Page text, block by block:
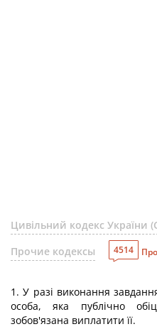
Цивільний кодекс
Прочие кодексы
4514
1. У разі виконання
особа, яка публічно
зобов'язана виплатити її.